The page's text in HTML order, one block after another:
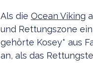
Als die Ocean Viking
und Rettungszone
gehörte Kosey* aus
an, als das